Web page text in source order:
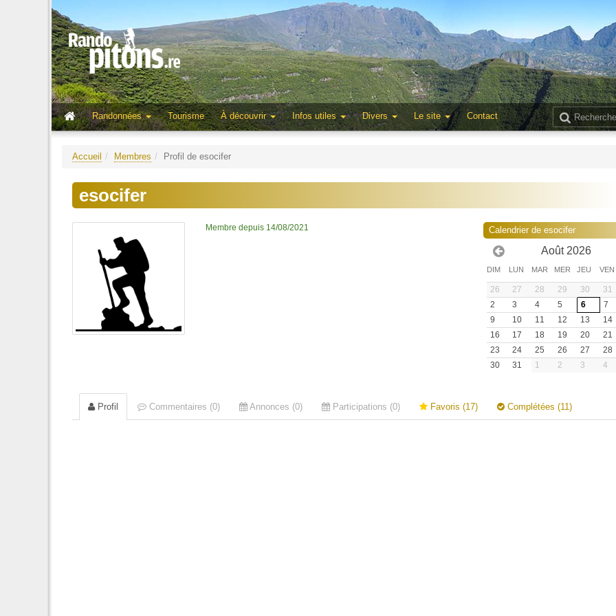
Randonnées
Tourisme À découvrir Infos utiles Divers Le site Contact
Accueil Membres Profil de esocifer
esocifer
Membre depuis 14/08/2021 Calendrier de esocifer
Août 2026
DIM LUN MAR MER JEU VEN
26 27 28 29 30 31
2
3 4 5 6 7
9
10 11 12 13 14
16
17 18 19 20 21
23
24 25 26 27 28
30
31 1 2 3 4
Profil Commentaires (0) Annonces (0) Participations (0) Favoris (17) Complétées (11)